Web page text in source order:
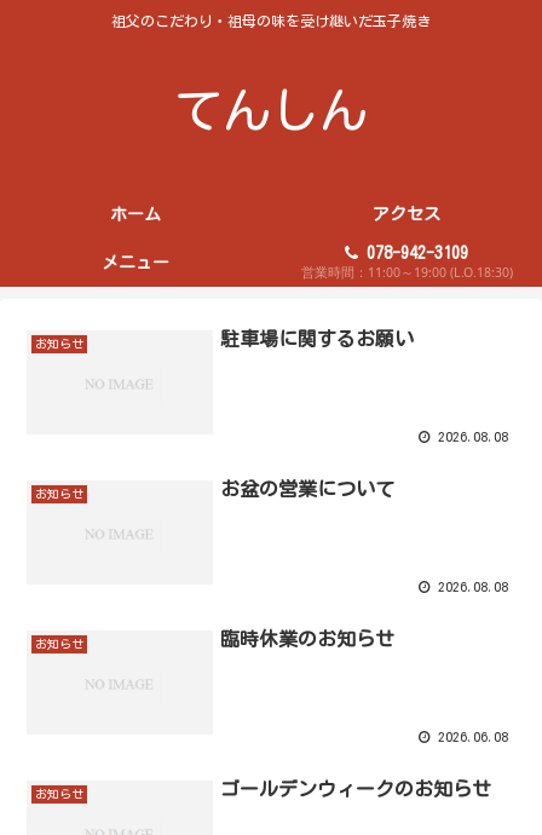
祖父のこだわり・祖母の味を受け継いだ玉子焼き
てんしん
ホーム アクセス
メニュー
078-942-3109
営業時間：11:00～19:00 (L.O.18:30)
お知らせ 駐車場に関するお願い
2026.08.08
お知らせ お盆の営業について
2026.08.08
お知らせ 臨時休業のお知らせ
2026.06.08
お知らせ ゴールデンウィークのお知らせ